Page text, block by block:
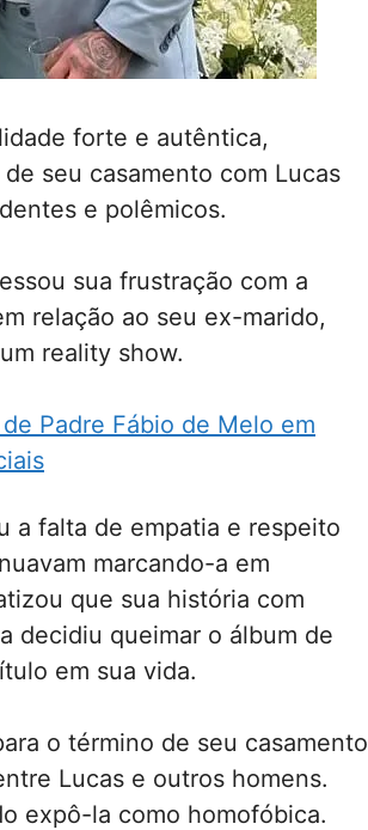
forte e autêntica,
seu casamento com Lucas
e polêmicos.
sua frustração com a
relação ao seu ex-marido,
reality show.
Padre Fábio de Melo em
a falta de empatia e respeito
marcando-a em
que sua história com
decidiu queimar o álbum de
em sua vida.
o término de seu casamento
Lucas e outros homens.
expô-la como homofóbica.